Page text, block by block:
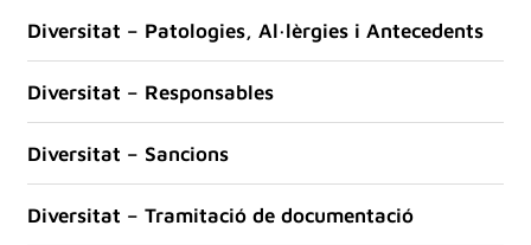
Diversitat – Patologies, Al·lèrgies i Antecedents
Diversitat – Responsables
Diversitat – Sancions
Diversitat – Tramitació de documentació